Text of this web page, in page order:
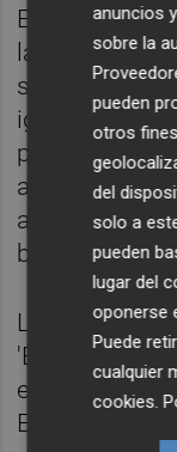
En el
la portería
segundo
igualar,
portería
al Elche
balón, poco
La segunda
'Edu' Expósito
emplearse a
Espanyol.
anuncios
sobre la
pueden
otros
del
solo a
pueden
lugar del
oponerse
Puede
cualquier
cookies .